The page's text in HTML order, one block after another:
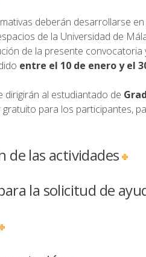
deberán desarrollarse en
de la Universidad de
de la presente convocatoria
entre el 10 de enero y el
dirigirán al estudiantado de
para los participantes,
de las actividades
la solicitud de